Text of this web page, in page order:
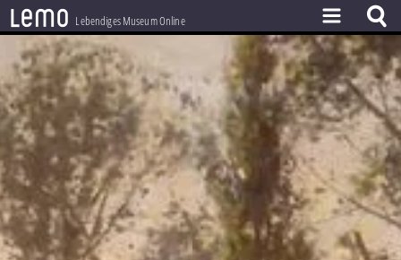
lemo Lebendiges Museum Online
ZEITSTRAHL
THEMEN
ZEITZEUGEN
BESTAND
LERNEN
PROJEKT